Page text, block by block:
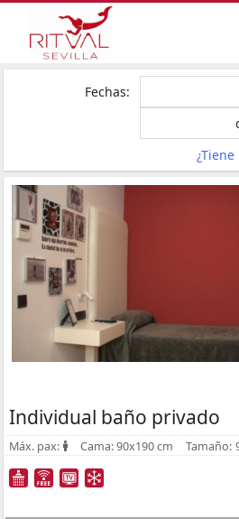
Fechas:
Individual baño privado
Máx. pax: Cama: 90x190 cm Tamaño: